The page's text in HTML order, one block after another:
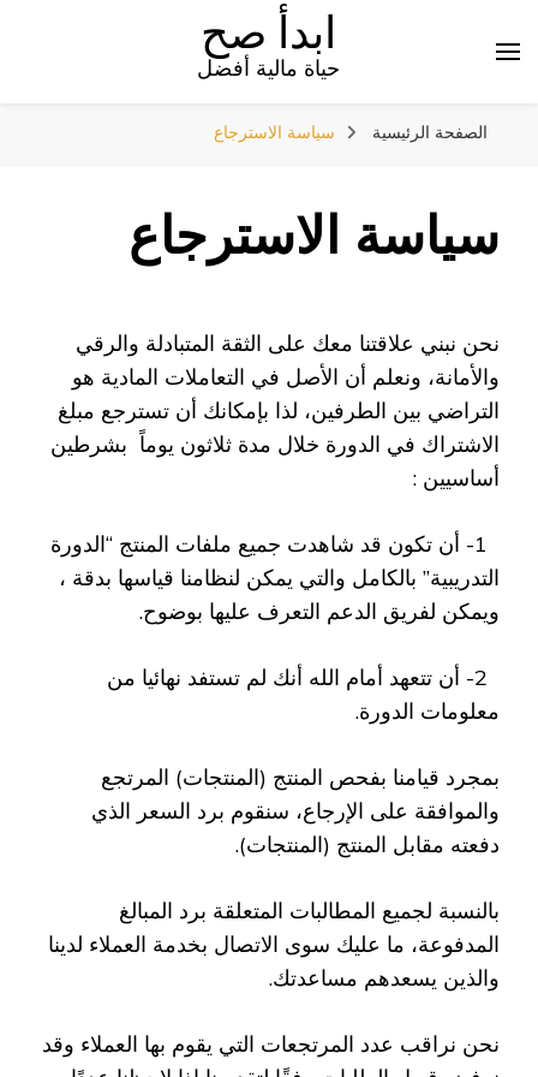
ابدأ صح
حياة مالية أفضل
الصفحة الرئيسية سياسة الاسترجاع
سياسة الاسترجاع
نحن نبني علاقتنا معك على الثقة المتبادلة والرقي
والأمانة، ونعلم أن الأصل في التعاملات المادية هو
التراضي بين الطرفين، لذا بإمكانك أن تسترجع مبلغ
الاشتراك في الدورة خلال مدة ثلاثون يوماً بشرطين
أساسيين :
1- أن تكون قد شاهدت جميع ملفات المنتج “الدورة
التدريبية” بالكامل والتي يمكن لنظامنا قياسها بدقة ،
ويمكن لفريق الدعم التعرف عليها بوضوح.
2- أن تتعهد أمام الله أنك لم تستفد نهائيا من
معلومات الدورة.
بمجرد قيامنا بفحص المنتج (المنتجات) المرتجع
والموافقة على الإرجاع، سنقوم برد السعر الذي
دفعته مقابل المنتج (المنتجات).
بالنسبة لجميع المطالبات المتعلقة برد المبالغ
المدفوعة، ما عليك سوى الاتصال بخدمة العملاء لدينا
والذين يسعدهم مساعدتك.
نحن نراقب عدد المرتجعات التي يقوم بها العملاء وقد